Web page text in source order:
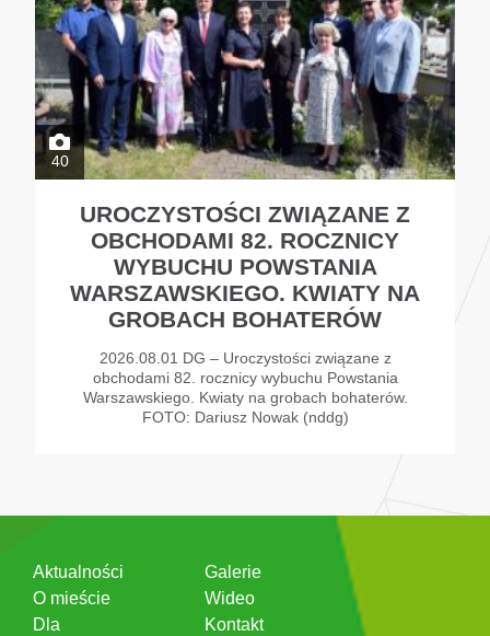
40
UROCZYSTOŚCI ZWIĄZANE Z
OBCHODAMI 82. ROCZNICY
WYBUCHU POWSTANIA
WARSZAWSKIEGO. KWIATY NA
GROBACH BOHATERÓW
2026.08.01 DG – Uroczystości związane z
obchodami 82. rocznicy wybuchu Powstania
Warszawskiego. Kwiaty na grobach bohaterów.
FOTO: Dariusz Nowak (nddg)
Aktualności
O mieście
Dla
Galerie
Wideo
Kontakt